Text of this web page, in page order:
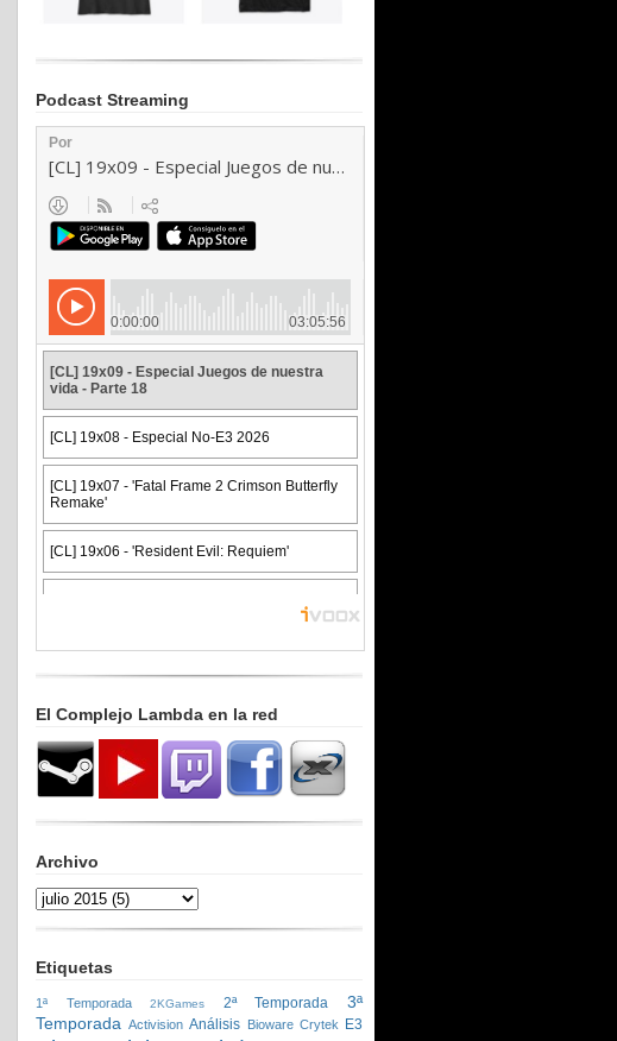
Podcast Streaming
El Complejo Lambda en la red
Archivo
Etiquetas
1ª Temporada 2KGames 2ª Temporada
3ª
Temporada
Activision Análisis Bioware Crytek E3